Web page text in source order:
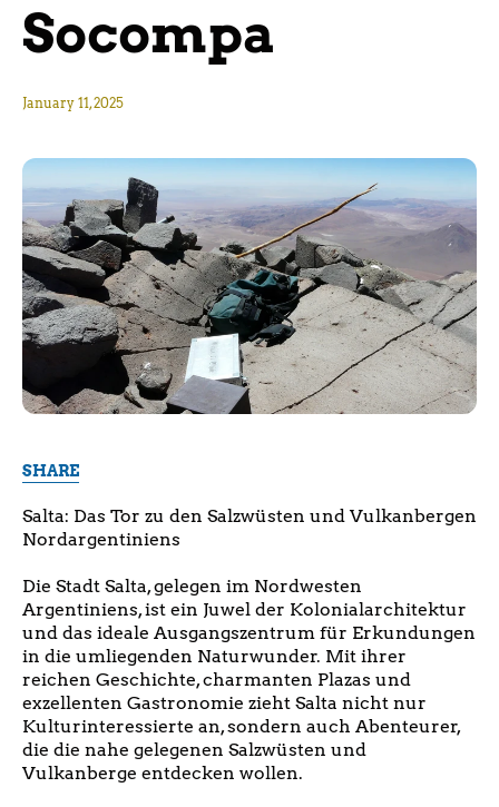
Socompa
January 11, 2025
SHARE
Salta: Das Tor zu den Salzwüsten und Vulkanbergen
Nordargentiniens
Die Stadt Salta, gelegen im Nordwesten
Argentiniens, ist ein Juwel der Kolonialarchitektur
und das ideale Ausgangszentrum für Erkundungen
in die umliegenden Naturwunder. Mit ihrer
reichen Geschichte, charmanten Plazas und
exzellenten Gastronomie zieht Salta nicht nur
Kulturinteressierte an, sondern auch Abenteurer,
die die nahe gelegenen Salzwüsten und
Vulkanberge entdecken wollen.